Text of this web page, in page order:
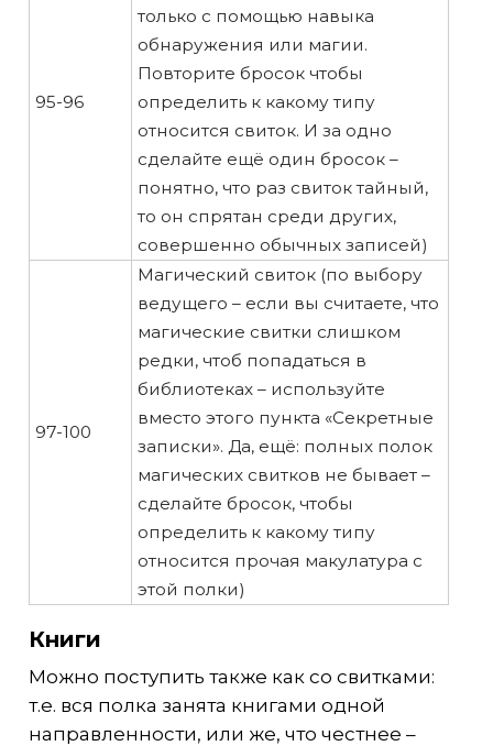
95-96
только с помощью навыка
обнаружения или магии.
Повторите бросок чтобы
определить к какому типу
относится свиток. И за одно
сделайте ещё один бросок –
понятно, что раз свиток тайный,
то он спрятан среди других,
совершенно обычных записей)
97-100
Магический свиток (по выбору
ведущего – если вы считаете, что
магические свитки слишком
редки, чтоб попадаться в
библиотеках – используйте
вместо этого пункта «Секретные
записки». Да, ещё: полных полок
магических свитков не бывает –
сделайте бросок, чтобы
определить к какому типу
относится прочая макулатура с
этой полки)
Книги
Можно поступить также как со свитками:
т.е. вся полка занята книгами одной
направленности, или же, что честнее –